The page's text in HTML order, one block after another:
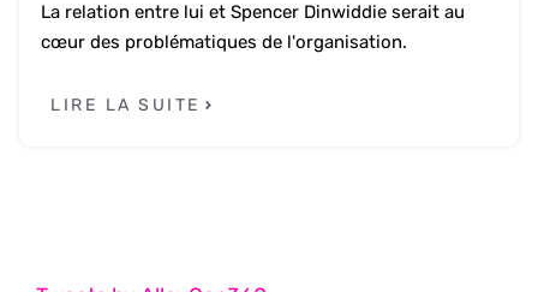
La relation entre lui et Spencer Dinwiddie serait au
cœur des problématiques de l'organisation.
LIRE LA SUITE